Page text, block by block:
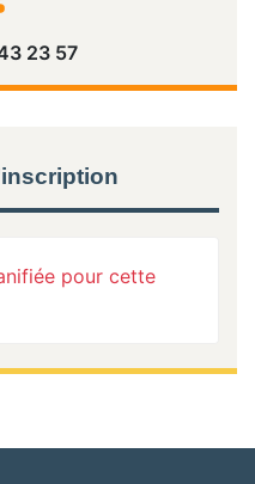
23 57
pour cette